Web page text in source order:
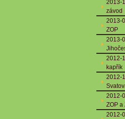
2013-
závod
2013-
ZOP
2013-
2012-
kapřík
2012-
2012-
ZOP a
2012-